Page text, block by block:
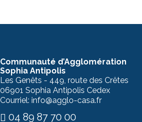
Communauté d’Agglomération
Sophia Antipolis
Les Genêts - 449, route des Crêtes
06901 Sophia Antipolis Cedex
Courriel: info@agglo-casa.fr
04 89 87 70 00